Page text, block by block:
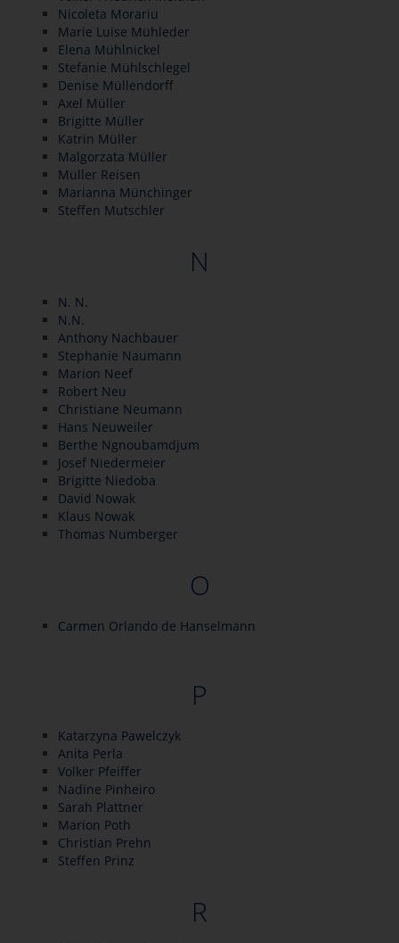
Nicoleta Morariu
Marie Luise Mühleder
Elena Mühlnickel
Stefanie Mühlschlegel
Denise Müllendorff
Axel Müller
Brigitte Müller
Katrin Müller
Malgorzata Müller
Müller Reisen
Marianna Münchinger
Steffen Mutschler
N
N. N.
N.N.
Anthony Nachbauer
Stephanie Naumann
Marion Neef
Robert Neu
Christiane Neumann
Hans Neuweiler
Berthe Ngnoubamdjum
Josef Niedermeier
Brigitte Niedoba
David Nowak
Klaus Nowak
Thomas Numberger
O
Carmen Orlando de Hanselmann
P
Katarzyna Pawelczyk
Anita Perla
Volker Pfeiffer
Nadine Pinheiro
Sarah Plattner
Marion Poth
Christian Prehn
Steffen Prinz
R